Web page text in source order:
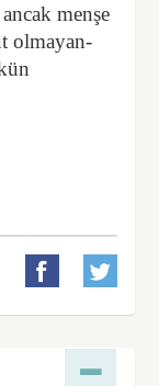
menşe
olmayan-
 